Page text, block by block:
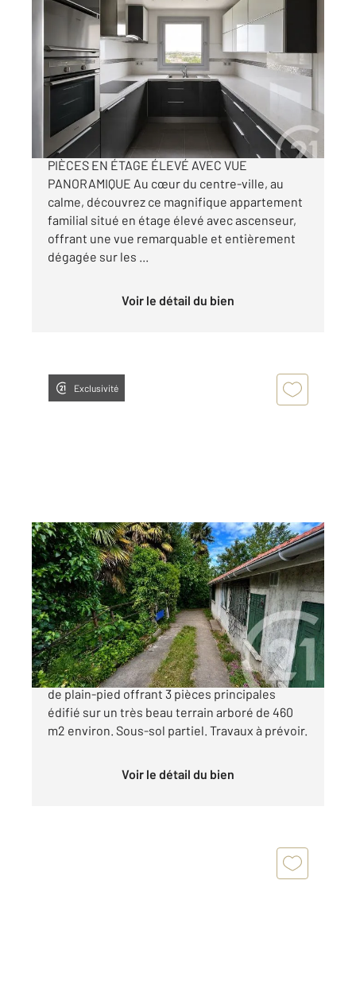
L HAY LES ROSES 94
98,91 m 2 , 5 pièces
Ref : 6619
Appartement F5 à vendre
455 000 €
L HAY LES ROSES CENTRE-VILLE SUPERBE 5
PIÈCES EN ÉTAGE ÉLEVÉ AVEC VUE
PANORAMIQUE Au cœur du centre-ville, au
calme, découvrez ce magnifique appartement
familial situé en étage élevé avec ascenseur,
offrant une vue remarquable et entièrement
dégagée sur les ...
Voir le détail du bien
Exclusivité
L HAY LES ROSES 94
80,95 m2, 3 pièces
Ref : 6811
Maison à vendre
341 000 €
L HAY LES ROSES, proche centre-ville, pavillon
de plain-pied offrant 3 pièces principales
édifié sur un très beau terrain arboré de 460
m2 environ. Sous-sol partiel. Travaux à prévoir.
Voir le détail du bien